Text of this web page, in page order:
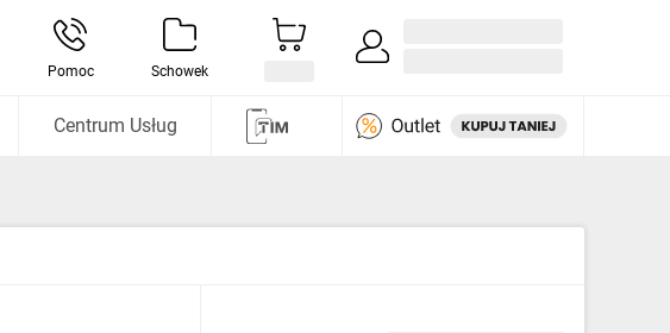
Pomoc Schowek
Centrum Usług